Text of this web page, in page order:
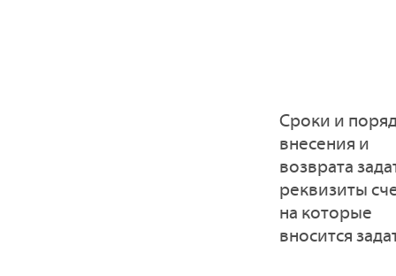
Сроки и
внесения и
возврата
реквизиты
на которые
вносится